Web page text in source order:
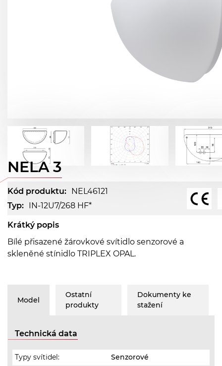
NELA 3
Kód produktu: NEL46121
Typ: IN-12U7/268 HF*
Krátký popis
Bílé přisazené žárovkové svítidlo senzorové a
skleněné stínidlo TRIPLEX OPAL.
Model
Ostatní
produkty
Dokumenty ke
stažení
Technická data
Typy svítidel:
Senzorové